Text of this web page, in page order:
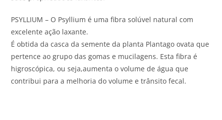
PSYLLIUM – O Psyllium é uma fibra solúvel natural com
excelente ação laxante.
É obtida da casca da semente da planta Plantago ovata que
pertence ao grupo das gomas e mucilagens. Esta fibra é
higroscópica, ou seja,aumenta o volume de água que
contribui para a melhoria do volume e trânsito fecal.